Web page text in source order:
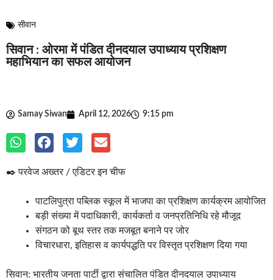
सीवान
सिवान : ओरमा में पंडित दीनदयाल उपाध्याय प्रशिक्षण
महाभियान का सफल आयोजन
Samay Siwan April 12, 2026 9:15 pm
✒️ परवेज अख्तर / एडिटर इन चीफ
पाटलिपुत्रा पब्लिक स्कूल में भाजपा का प्रशिक्षण कार्यक्रम आयोजित
बड़ी संख्या में पदाधिकारी, कार्यकर्ता व जनप्रतिनिधि रहे मौजूद
संगठन को बूथ स्तर तक मजबूत बनाने पर जोर
विचारधारा, इतिहास व कार्यपद्धति पर विस्तृत प्रशिक्षण दिया गया
सिवान: भारतीय जनता पार्टी द्वारा संचालित पंडित दीनदयाल उपाध्याय